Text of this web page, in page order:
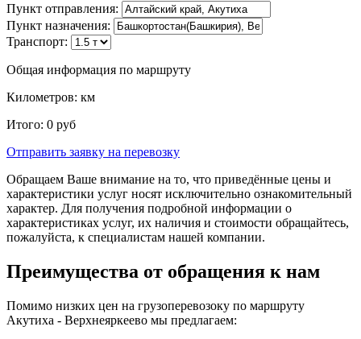
Пункт отправления:
Пункт назначения:
Транспорт:
Общая информация по маршруту
Километров: км
Итого: 0 руб
Отправить заявку на перевозку
Обращаем Ваше внимание на то, что приведённые цены и
характеристики услуг носят исключительно ознакомительный
характер. Для получения подробной информации о
характеристиках услуг, их наличия и стоимости обращайтесь,
пожалуйста, к специалистам нашей компании.
Преимущества от обращения к нам
Помимо низких цен на грузоперевозоку по маршруту
Акутиха - Верхнеяркеево мы предлагаем: